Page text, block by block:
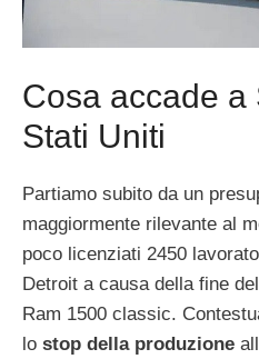
Cosa accade a
Stati Uniti
Partiamo subito da un
maggiormente rilevante al
poco licenziati 2450
Detroit a causa della fine
Ram 1500 classic.
lo stop della produzione